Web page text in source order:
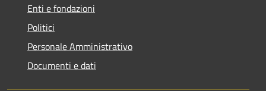
Enti e fondazioni
Politici
Personale Amministrativo
Documenti e dati